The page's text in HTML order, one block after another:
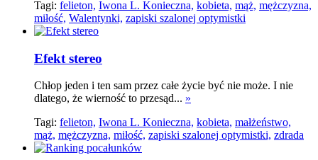
Tagi: felieton, Iwona L. Konieczna, kobieta, mąż, mężczyzna,
miłość, Walentynki, zapiski szalonej optymistki
Efekt stereo
Chłop jeden i ten sam przez całe życie być nie może. I nie
dlatego, że wierność to przesąd... »
Tagi: felieton, Iwona L. Konieczna, kobieta, małżeństwo,
mąż, mężczyzna, miłość, zapiski szalonej optymistki, zdrada